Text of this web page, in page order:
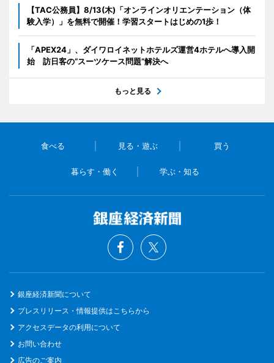
【TAC公務員】8/13(木)「オンラインオリエンテーション（体
験入学）」を無料で開催！学習スタートはじめの1歩！
「APEX24」、ダイワロイネットホテルズ運営4ホテルへ導入開
始 訪日客の“スーツケース問題”解決へ
もっと見る
食べる 見る・遊ぶ 買う
暮らす・働く 学ぶ・知る
銀座経済新聞について
プレスリリース・情報提供はこちらから
アクセスデータの利用について
お問い合わせ
広告のご案内